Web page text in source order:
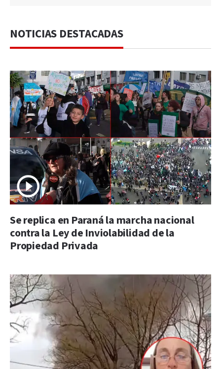
NOTICIAS DESTACADAS
Se replica en Paraná la marcha nacional
contra la Ley de Inviolabilidad de la
Propiedad Privada